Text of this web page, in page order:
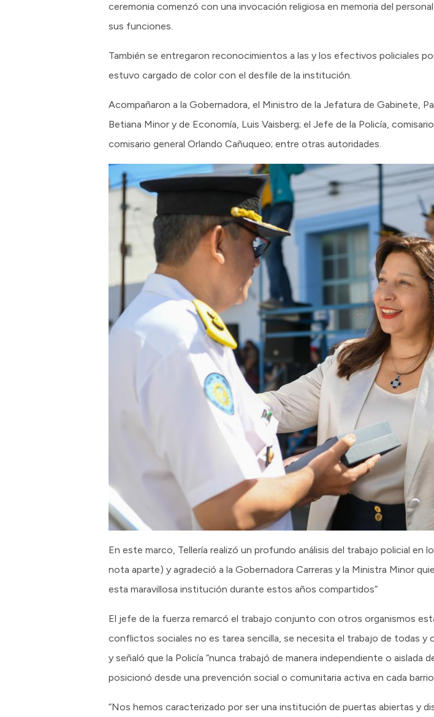
ceremonia comenzó con una invocación religiosa en memoria del
sus funciones.
También se entregaron reconocimientos a las y los efectivos policiales
estuvo cargado de color con el desfile de la institución.
Acompañaron a la Gobernadora, el Ministro de la Jefatura de Gabinete,
Betiana Minor y de Economía, Luis Vaisberg; el Jefe de la Policía,
comisario general Orlando Cañuqueo; entre otras autoridades.
En este marco, Tellería realizó un profundo análisis del trabajo policial
nota aparte) y agradeció a la Gobernadora Carreras y la Ministra Minor
esta maravillosa institución durante estos años compartidos”
El jefe de la fuerza remarcó el trabajo conjunto con otros organismos
conflictos sociales no es tarea sencilla, se necesita el trabajo de todas y
y señaló que la Policía “nunca trabajó de manera independiente o aislada
posicionó desde una prevención social o comunitaria activa en cada barrio
“Nos hemos caracterizado por ser una institución de puertas abiertas y